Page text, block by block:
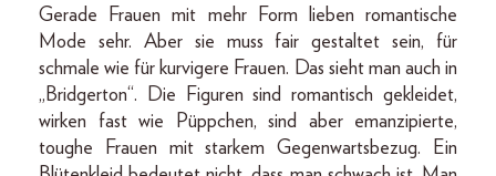
Gerade Frauen mit mehr Form lieben romantische
Mode sehr. Aber sie muss fair gestaltet sein, für
schmale wie für kurvigere Frauen. Das sieht man auch in
„Bridgerton“. Die Figuren sind romantisch gekleidet,
wirken fast wie Püppchen, sind aber emanzipierte,
toughe Frauen mit starkem Gegenwartsbezug. Ein